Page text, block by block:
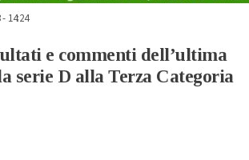
14:24
e commenti dell’ultima
serie D alla Terza Categoria